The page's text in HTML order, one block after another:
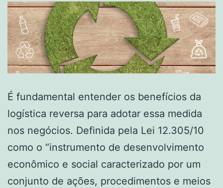
É fundamental entender os benefícios da
logística reversa para adotar essa medida
nos negócios. Definida pela Lei 12.305/10
como o “instrumento de desenvolvimento
econômico e social caracterizado por um
conjunto de ações, procedimentos e meios